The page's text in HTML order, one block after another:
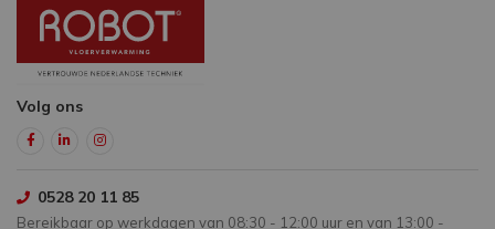
Volg ons
0528 20 11 85
Bereikbaar op werkdagen van 08:30 - 12:00 uur en van 13:00 -